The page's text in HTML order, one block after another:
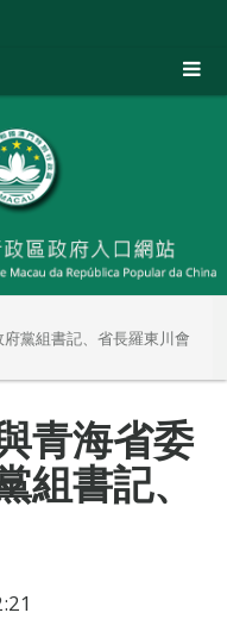
黨組書記、省長羅東川會
青海省委
組書記、